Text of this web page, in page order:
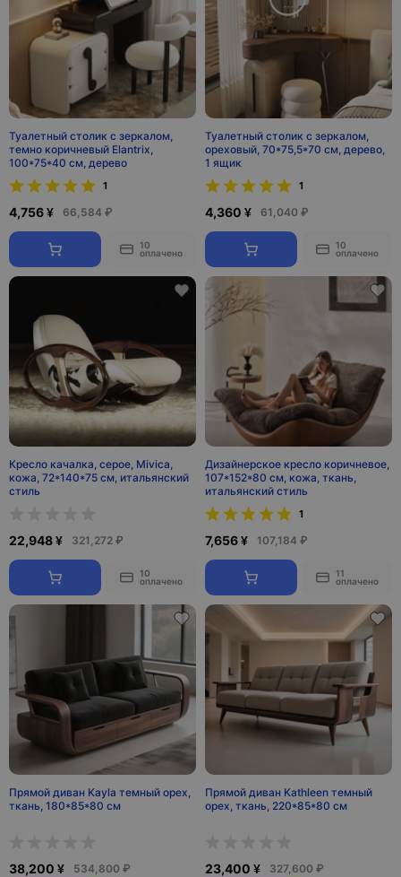
Туалетный столик с зеркалом,
темно коричневый Elantrix,
100*75*40 см, дерево
1
4,756 ¥ 66,584 ₽
10
оплачено
Туалетный столик с зеркалом,
ореховый, 70*75,5*70 см, дерево,
1 ящик
1
4,360 ¥ 61,040 ₽
10
оплачено
Кресло качалка, серое, Mivica,
кожа, 72*140*75 см, итальянский
стиль
22,948 ¥ 321,272 ₽
10
оплачено
Дизайнерское кресло коричневое,
107*152*80 см, кожа, ткань,
итальянский стиль
1
7,656 ¥ 107,184 ₽
11
оплачено
Прямой диван Kayla темный орех,
ткань, 180*85*80 см
38,200 ¥ 534,800 ₽
Прямой диван Kathleen темный
орех, ткань, 220*85*80 см
23,400 ¥ 327,600 ₽